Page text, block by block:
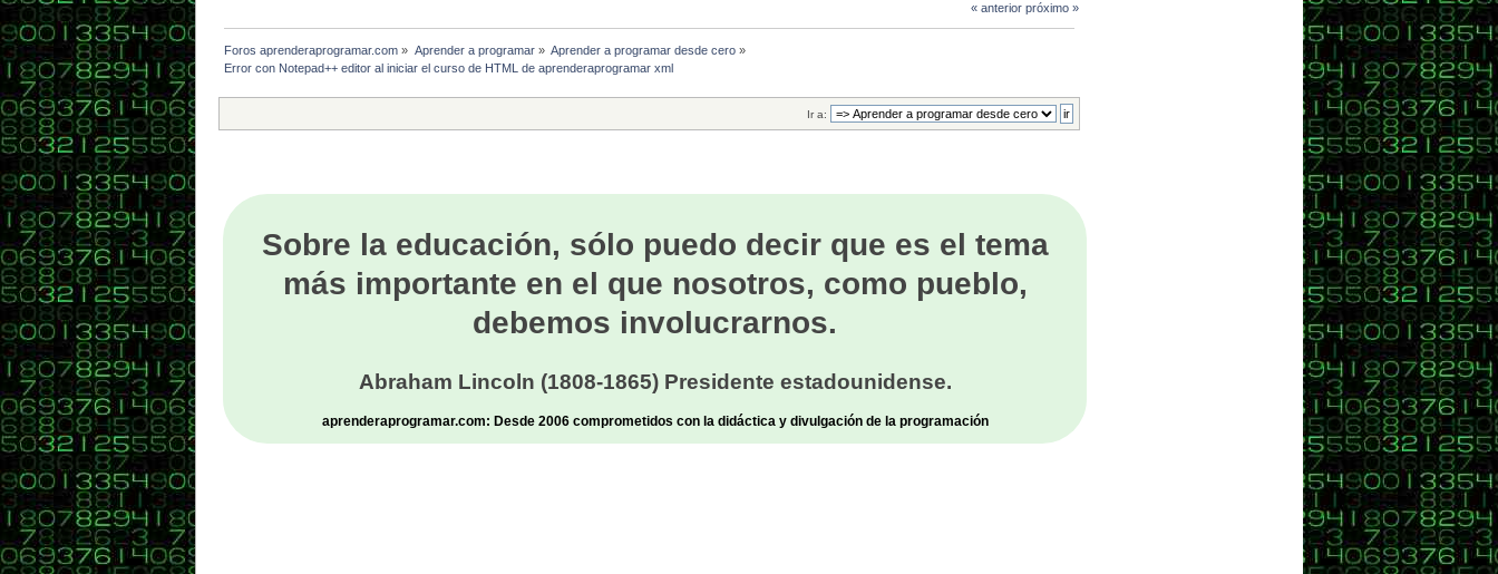
« anterior próximo »
Foros aprenderaprogramar.com » Aprender a programar» Aprender a programar desde cero»
Error con Notepad++ editor al iniciar el curso de HTML de aprenderaprogramar xml
Ir a:
Sobre la educación, sólo puedo decir que es el tema
más importante en el que nosotros, como pueblo,
debemos involucrarnos.
Abraham Lincoln (1808-1865) Presidente estadounidense.
aprenderaprogramar.com: Desde 2006 comprometidos con la didáctica y divulgación de la programación